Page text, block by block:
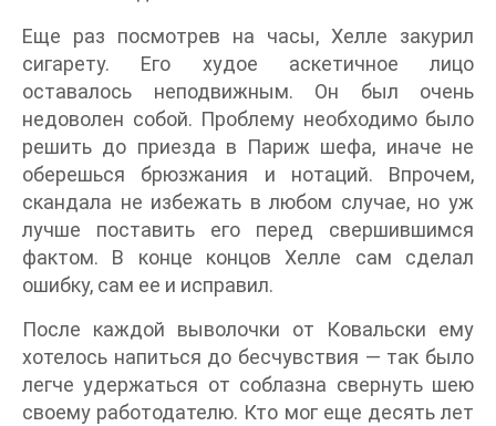
Еще раз посмотрев на часы, Хелле закурил
сигарету. Его худое аскетичное лицо
оставалось неподвижным. Он был очень
недоволен собой. Проблему необходимо было
решить до приезда в Париж шефа, иначе не
оберешься брюзжания и нотаций. Впрочем,
скандала не избежать в любом случае, но уж
лучше поставить его перед свершившимся
фактом. В конце концов Хелле сам сделал
ошибку, сам ее и исправил.
После каждой выволочки от Ковальски ему
хотелось напиться до бесчувствия — так было
легче удержаться от соблазна свернуть шею
своему работодателю. Кто мог еще десять лет